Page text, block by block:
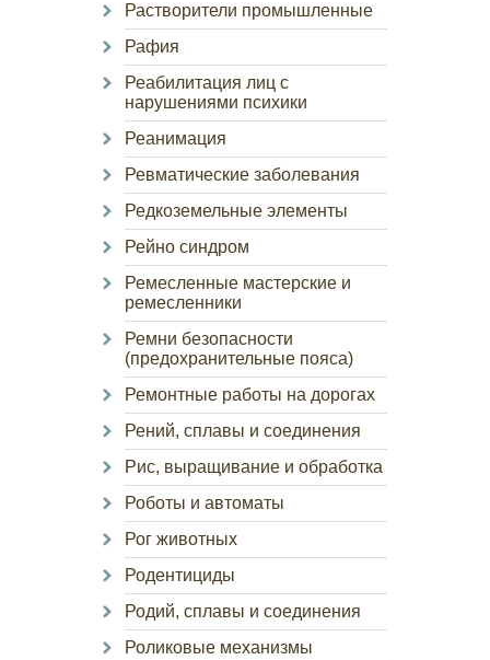
Растворители промышленные
Рафия
Реабилитация лиц с
нарушениями психики
Реанимация
Ревматические заболевания
Редкоземельные элементы
Рейно синдром
Ремесленные мастерские и
ремесленники
Ремни безопасности
(предохранительные пояса)
Ремонтные работы на дорогах
Рений, сплавы и соединения
Рис, выращивание и обработка
Роботы и автоматы
Рог животных
Родентициды
Родий, сплавы и соединения
Роликовые механизмы